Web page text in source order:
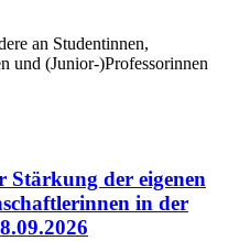
an Studentinnen,
und (Junior-)Professorinnen
Stärkung der eigenen
in der